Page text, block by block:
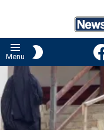
Menu
LATEST
STORIES